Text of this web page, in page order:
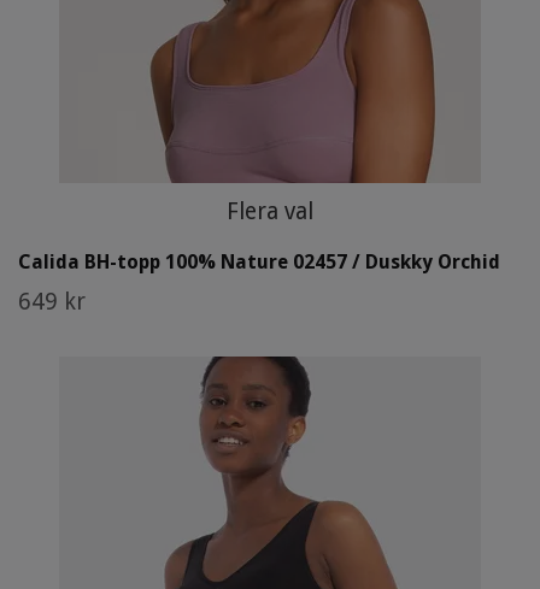
Flera val
Calida BH-topp 100% Nature 02457 / Duskky Orchid
649 kr